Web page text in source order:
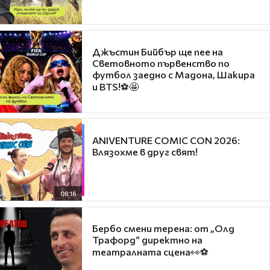
Джъстин Бийбър ще пее на
Световното първенство по
футбол заедно с Мадона, Шакира
и BTS!⚽🤩
08:16
ANIVENTURE COMIC CON 2026:
Влязохме в друг свят!
Бербо смени терена: от „Олд
Трафорд“ директно на
театралната сцена👀⚽